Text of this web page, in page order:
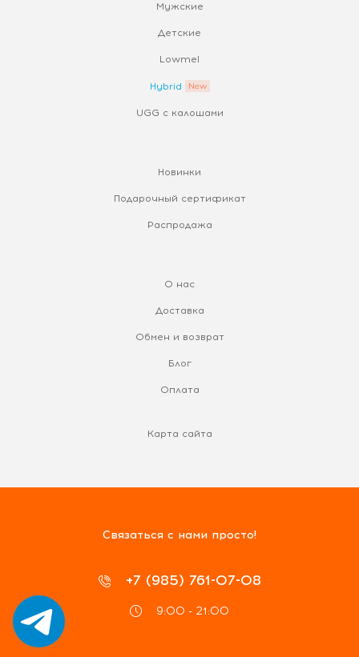
Мужские
Детские
Lowmel
Hybrid
UGG с калошами
Новинки
Подарочный сертификат
Распродажа
О нас
Доставка
Обмен и возврат
Блог
Оплата
Карта сайта
Связаться с нами просто!
+7 (985) 761-07-08
9:00 - 21:00